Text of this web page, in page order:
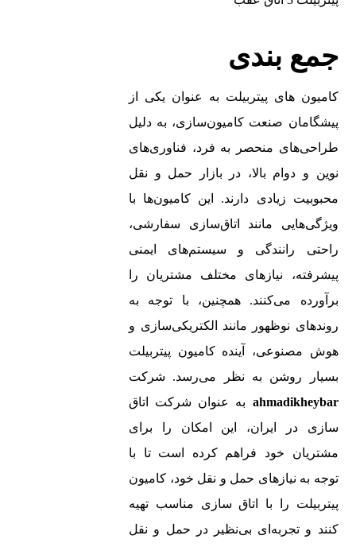
جمع بندی
کامیون‌ های پیتربیلت به عنوان یکی از
پیشگامان صنعت کامیون‌سازی، به دلیل
طراحی‌های منحصر به فرد، فناوری‌های
نوین و دوام بالا، در بازار حمل و نقل
محبوبیت زیادی دارند. این کامیون‌ها با
ویژگی‌هایی مانند اتاق‌سازی سفارشی،
راحتی رانندگی و سیستم‌های ایمنی
پیشرفته، نیازهای مختلف مشتریان را
برآورده می‌کنند. همچنین، با توجه به
روندهای نوظهور مانند الکتریکی‌سازی و
هوش مصنوعی، آینده کامیون‌ پیتربیلت
بسیار روشن به نظر می‌رسد. شرکت
ahmadikheybar به عنوان شرکت اتاق
سازی در ایران، این امکان را برای
مشتریان خود فراهم کرده است تا با
توجه به نیازهای حمل و نقل خود، کامیون‌
پیتربیلت را با اتاق سازی مناسب تهیه
کنند و تجربه‌ای بی‌نظیر در حمل و نقل